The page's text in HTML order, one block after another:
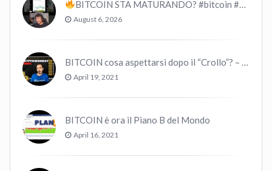
BITCOIN STA MATURANDO? #bitcoin #crypto #trading
August 6, 2026
BITCOIN cosa aspettarsi dopo il “Crollo”? – CryptoMonday NEWS w16/’21
April 19, 2021
BITCOIN è ora il Piano B del Mondo
April 16, 2021